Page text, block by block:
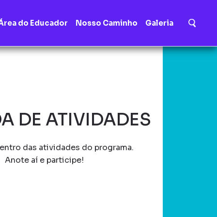
do Educador Nosso Caminho Galeria
DE ATIVIDADES
das atividades do programa.
Anote aí e participe!